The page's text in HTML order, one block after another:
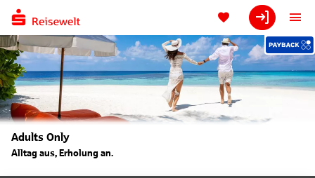
Adults Only
Alltag aus, Erholung an.